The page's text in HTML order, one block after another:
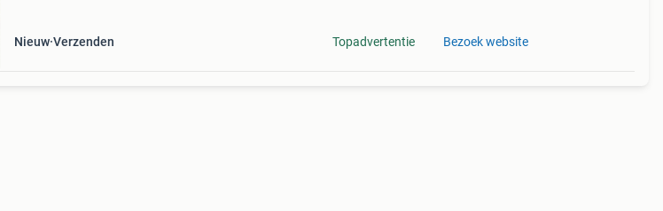
Nieuw Verzenden Topadvertentie Bezoek website